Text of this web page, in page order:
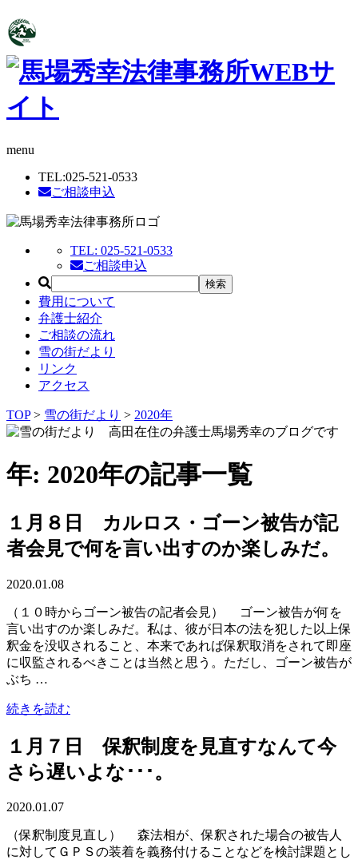
menu
TEL:025-521-0533
ご相談申込
TEL: 025-521-0533
ご相談申込
費用について
弁護士紹介
ご相談の流れ
雪の街だより
リンク
アクセス
TOP> 雪の街だより > 2020年
年: 2020年の記事一覧
１月８日 カルロス・ゴーン被告が記
者会見で何を言い出すのか楽しみだ。
2020.01.08
（１０時からゴーン被告の記者会見） ゴーン被告が何を
言い出すのか楽しみだ。私は、彼が日本の法を犯した以上保
釈金を没収されること、本来であれば保釈取消をされて即座
に収監されるべきことは当然と思う。ただし、ゴーン被告が
ぶち …
続きを読む
１月７日 保釈制度を見直すなんて今
さら遅いよな･･･。
2020.01.07
（保釈制度見直し） 森法相が、保釈された場合の被告人
に対してＧＰＳの装着を義務付けることなどを検討課題とし